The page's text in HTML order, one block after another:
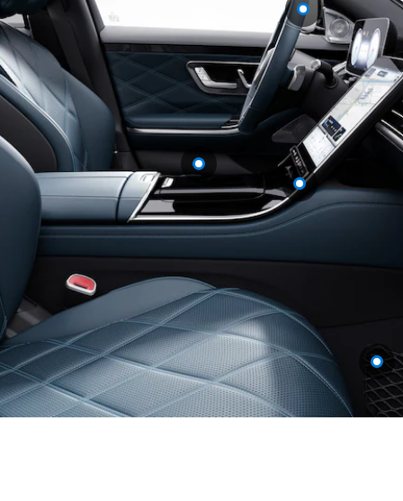
GLS
GLS
Nouveau
Mercedes-
Maybach
GLS SUV
Mercedes-
Maybach
GLS SUV
Nouveau
Classe G
Véhicule
tout-
terrain
Électrique
Classe G
Véhicule
tout-terrain
Configurateur
Mercedes-
Benz Store
Break